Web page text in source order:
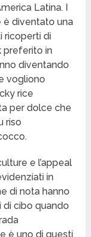
Latina. I
è diventato una
ricoperti di
preferito in
diventando
vogliono
rice
per dolce che
riso
e l’appeal
in
di nota hanno
di cibo quando
è uno di questi